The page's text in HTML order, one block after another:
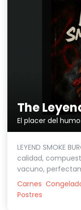
The
LEYEND SMOKE
calidad,
vacuno,
Carnes
Postres